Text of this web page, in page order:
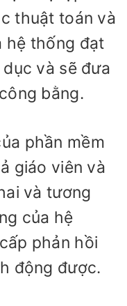
thuật toán và
hệ thống đạt
và sẽ đưa
bằng.
phần mềm
giáo viên và
và tương
của hệ
phản hồi
động được.